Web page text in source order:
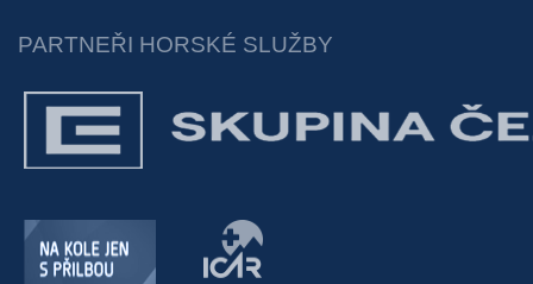
PARTNEŘI HORSKÉ SLUŽBY